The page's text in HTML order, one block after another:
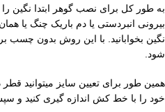
به طور کل برای نصب گوهر ابتدا نگین
بیرونی انبردستی یا دم باریک چنگ یا
نگین بخوابانید. با این روش بدون
شود.
همین طور برای تعیین سایز میتوانید
خود را با خط کش اندازه گیری کنید و سپس با عدد 19 میلیمتر